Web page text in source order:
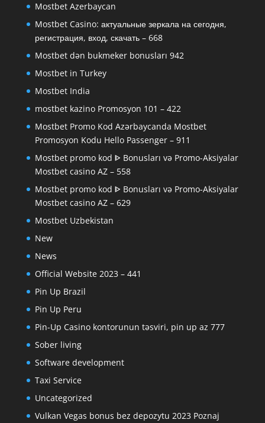
Mostbet Azerbaycan
Mostbet Casino: актуальные зеркала на сегодня,
регистрация, вход, скачать – 668
Mostbet dən bukmeker bonusları 942
Mostbet in Turkey
Mostbet India
mostbet kazino Promosyon 101 – 422
Mostbet Promo Kod Azərbaycanda Mostbet
Promosyon Kodu Hello Passenger – 911
Mostbet promo kod ᐈ Bonusları və Promo-Aksiyalar
Mostbet casino AZ – 558
Mostbet promo kod ᐈ Bonusları və Promo-Aksiyalar
Mostbet casino AZ – 629
Mostbet Uzbekistan
New
News
Official Website 2023 – 441
Pin Up Brazil
Pin Up Peru
Pin-Up Casino kontorunun təsviri, pin up az 777
Sober living
Software development
Taxi Service
Uncategorized
Vulkan Vegas bonus bez depozytu 2023 Poznaj